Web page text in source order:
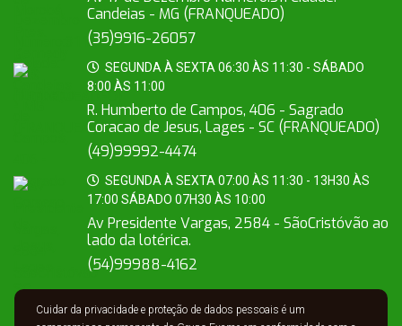
Candeias - MG (FRANQUEADO)
(35)9916-26057
SEGUNDA À SEXTA 06:30 ÀS 11:30 - SÁBADO
8:00 ÀS 11:00
R. Humberto de Campos, 406 - Sagrado
Coracao de Jesus, Lages - SC (FRANQUEADO)
(49)99992-4474
SEGUNDA À SEXTA 07:00 ÀS 11:30 - 13H30 ÀS
17:00 SÁBADO 07H30 ÀS 10:00
Av Presidente Vargas, 2584 - SãoCristóvão ao
lado da lotérica.
(54)99988-4162
Cuidar da privacidade e proteção de dados pessoais é um